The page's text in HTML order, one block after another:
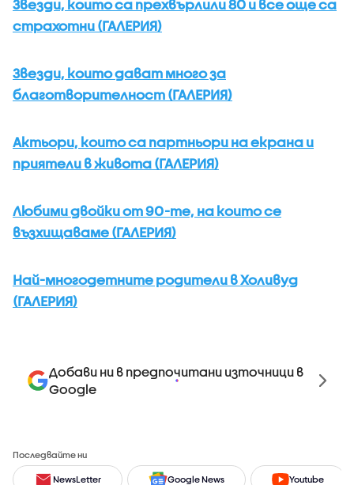
Звезди, които са прехвърлили 80 и все още са
страхотни (ГАЛЕРИЯ)
Звезди, които дават много за
благотворителност (ГАЛЕРИЯ)
Актьори, които са партньори на екрана и
приятели в живота (ГАЛЕРИЯ)
Любими двойки от 90-те, на които се
възхищаваме (ГАЛЕРИЯ)
Най-многодетните родители в Холивуд
(ГАЛЕРИЯ)
Добави ни в предпочитани източници в
Google
Последвайте ни
NewsLetter Google News Youtube